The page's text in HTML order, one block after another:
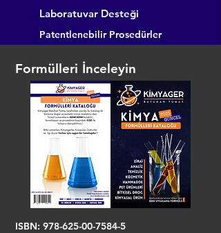
Laboratuvar Desteği
Patentlenebilir Prosedürler
Formülleri İnceleyin
ISBN: 978-625-00-7584-5